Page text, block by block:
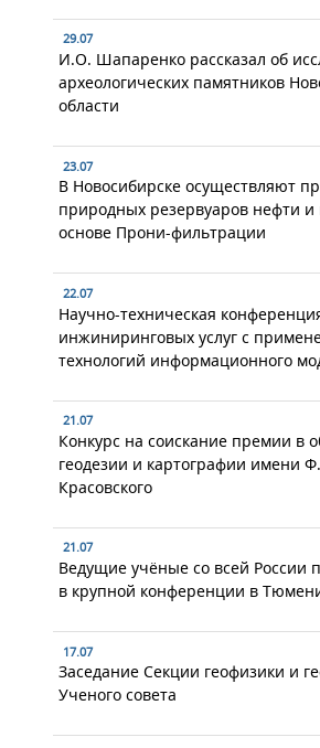
29.07
И.О. Шапаренко рассказал об
археологических памятников
области
23.07
В Новосибирске осуществляют
природных резервуаров нефти и
основе Прони-фильтрации
22.07
Научно-техническая
инжиниринговых услуг с
технологий информационного
21.07
Конкурс на соискание премии в
геодезии и картографии имени
Красовского
21.07
Ведущие учёные со всей России
в крупной конференции в
17.07
Заседание Секции геофизики и
Ученого совета